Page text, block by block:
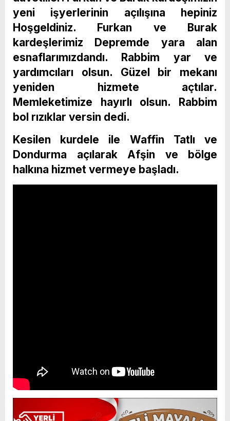
yeni işyerlerinin açılışına hepiniz
Hoşgeldiniz. Furkan ve Burak
kardeşlerimiz Depremde yara alan
esnaflarımızdandı. Rabbim yar ve
yardımcıları olsun. Güzel bir mekanı
yeniden hizmete açtılar.
Memleketimize hayırlı olsun. Rabbim
bol rızıklar versin dedi.
Kesilen kurdele ile Waffin Tatlı ve
Dondurma açılarak Afşin ve bölge
halkına hizmet vermeye başladı.